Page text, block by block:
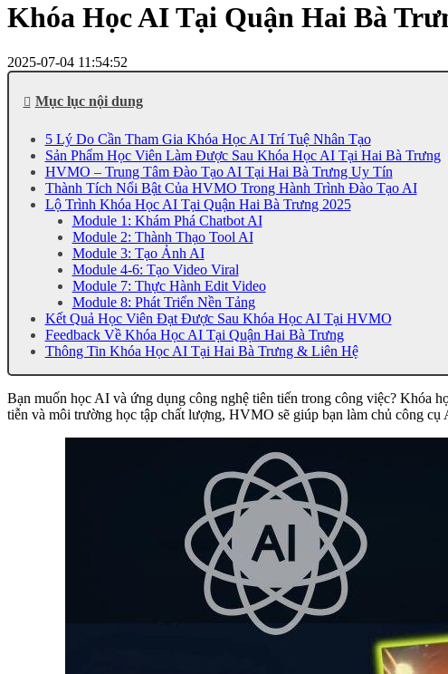
Khóa Học AI Tại Quận Hai Bà
2025-07-04 11:54:52
Mục lục nội dung
5 Lý Do Cần Tham Gia Khóa Học AI Trí Tuệ Nhân Tạo
Sản Phẩm Học Viên Làm Được Sau Khóa Học AI Tại Hai Bà Trưng
HVMO – Trung Tâm Đào Tạo AI Tại Hai Bà Trưng Uy Tín
Thành Tích Nổi Bật Của HVMO Trong Hành Trình Đào Tạo AI
Lộ Trình Khóa Học AI Tại Quận Hai Bà Trưng 2025
Module 1: Khám Phá Chatbot AI
Module 2: Thành Thạo Tool AI
Module 3: Tạo Ảnh AI
Module 4-6: Tạo Video Viral
Module 7: Thực Hành Edit Video
Module 8: Phát Triển Nền Tảng
Kết Quả Học Viên Đạt Được Sau Khóa Học AI Tại HVMO
Feedback Về Khóa Học AI Tại Quận Hai Bà Trưng
Thông Tin Khóa Học AI Tại Hai Bà Trưng & Liên Hệ
Bạn muốn học AI và ứng dụng công nghệ tiên tiến trong công việc?
tiễn và môi trường học tập chất lượng, HVMO sẽ giúp bạn làm chủ công